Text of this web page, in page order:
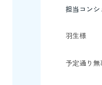
担当コンシ
羽生様
予定通り